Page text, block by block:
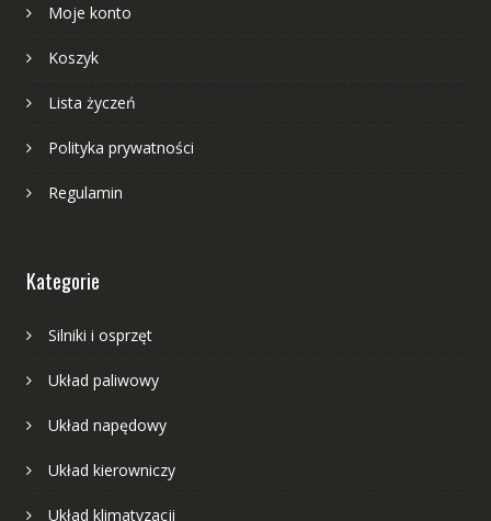
Moje konto
Koszyk
Lista życzeń
Polityka prywatności
Regulamin
Kategorie
Silniki i osprzęt
Układ paliwowy
Układ napędowy
Układ kierowniczy
Układ klimatyzacji